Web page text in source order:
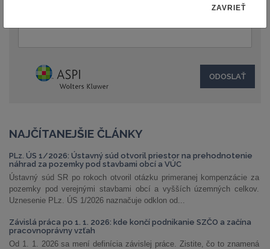
NAJČÍTANEJŠIE ČLÁNKY
PLz. ÚS 1/2026: Ústavný súd otvoril priestor na prehodnotenie
náhrad za pozemky pod stavbami obcí a VÚC
Ústavný súd SR po rokoch otvoril otázku primeranej kompenzácie za
pozemky pod verejnými stavbami obcí a vyšších územných celkov.
Uznesenie PLz. ÚS 1/2026 naznačuje odklon od...
Závislá práca po 1. 1. 2026: kde končí podnikanie SZČO a začína
pracovnoprávny vzťah
Od 1. 1. 2026 sa mení definícia závislej práce. Zistite, čo to znamená
ZAVRIEŤ